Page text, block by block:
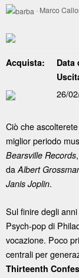
· Marco
Acquista:
Data
26/
Ciò che
miglior periodo
Bearsville Records
daAlbert
Janis Joplin.
Sul finire degli
Psych-pop di
vocazione. Poco
centrali per
Thirteenth